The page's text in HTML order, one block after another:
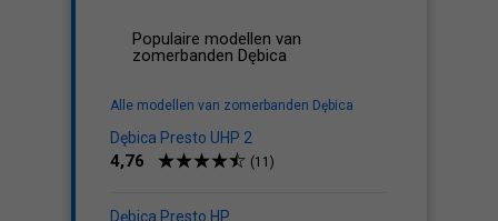
Populaire modellen van
zomerbanden Dębica
Alle modellen van zomerbanden Dębica
Dębica Presto UHP 2
4,76 (11)
Dębica Presto HP